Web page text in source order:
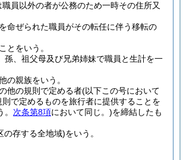
員以外の者が公務のため一時その住所又
命ぜられた職員がその転任に伴う移転の
をいう。
孫、祖父母及び兄弟姉妹で職員と生計を一
親族をいう。
他の規則で定める者(以下この号において
で定めるものを旅行者に提供することを
次条第8項において同じ。)を締結したも
の存する全地域)をいう。